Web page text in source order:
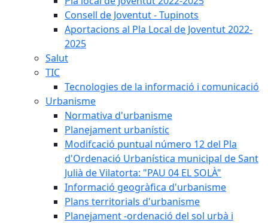
Consell de Joventut - Tupinots
Aportacions al Pla Local de Joventut 2022-
2025
Salut
TIC
Tecnologies de la informació i comunicació
Urbanisme
Normativa d'urbanisme
Planejament urbanístic
Modifcació puntual número 12 del Pla
d'Ordenació Urbanística municipal de Sant
Julià de Vilatorta: "PAU 04 EL SOLÀ"
Informació geogràfica d'urbanisme
Plans territorials d'urbanisme
Planejament -ordenació del sol urbà i